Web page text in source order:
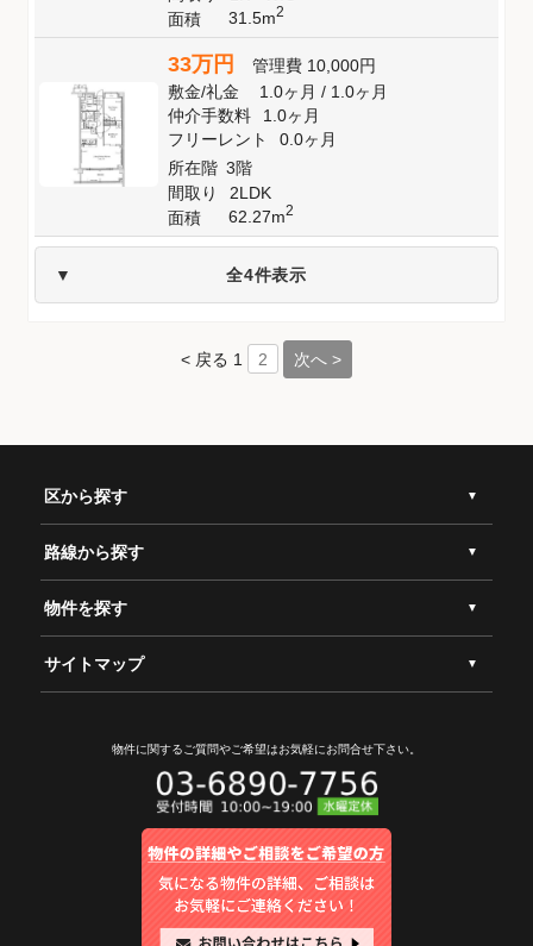
面積
31.5m2
33万円 管理費 10,000円
敷金/礼金 1.0ヶ月/ 1.0ヶ月
仲介手数料
1.0ヶ月
フリーレント
0.0ヶ月
所在階 3階
間取り
2LDK
面積
62.27m2
全4件表示
< 戻る 1 2 次へ >
区から探す
路線から探す
物件を探す
サイトマップ
物件に関するご質問やご希望はお気軽にお問合せ下さい。